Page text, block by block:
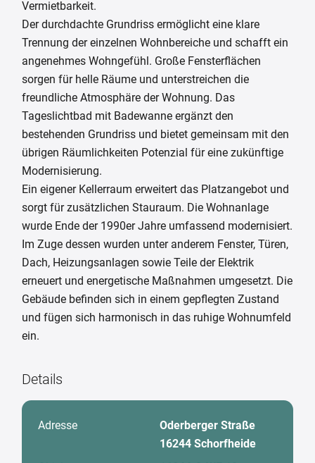
Vermietbarkeit.
Der durchdachte Grundriss ermöglicht eine klare
Trennung der einzelnen Wohnbereiche und schafft ein
angenehmes Wohngefühl. Große Fensterflächen
sorgen für helle Räume und unterstreichen die
freundliche Atmosphäre der Wohnung. Das
Tageslichtbad mit Badewanne ergänzt den
bestehenden Grundriss und bietet gemeinsam mit den
übrigen Räumlichkeiten Potenzial für eine zukünftige
Modernisierung.
Ein eigener Kellerraum erweitert das Platzangebot und
sorgt für zusätzlichen Stauraum. Die Wohnanlage
wurde Ende der 1990er Jahre umfassend modernisiert.
Im Zuge dessen wurden unter anderem Fenster, Türen,
Dach, Heizungsanlagen sowie Teile der Elektrik
erneuert und energetische Maßnahmen umgesetzt. Die
Gebäude befinden sich in einem gepflegten Zustand
und fügen sich harmonisch in das ruhige Wohnumfeld
ein.
Details
Adresse
Oderberger Straße
16244 Schorfheide